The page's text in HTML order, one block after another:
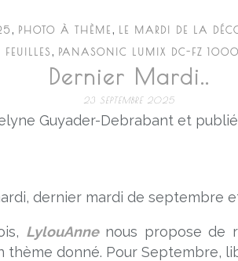
, PHOTO À THÈME , LE MARDI DE LA
FEUILLES , PANASONIC LUMIX DC-FZ
Dernier Mardi..
23 SEPTEMBRE 2025
Guyader-Debrabant et
dernier mardi de septembre
LylouAnne nous propose de
thème donné. Pour Septembre,